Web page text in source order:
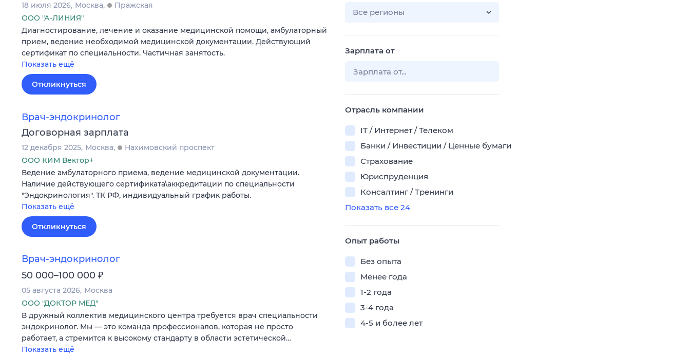
Гороскопы
18 июля 2026 Москва
Пражская
ООО "А-ЛИНИЯ"
Диагностирование, лечение и оказание медицинской помощи, амбулаторный
прием, ведение необходимой медицинской документации. Действующий
сертификат по специальности. Частичная занятость.
Показать ещё
Откликнуться
Врач-эндокринолог
Договорная зарплата
12 декабря 2025 Москва
Нахимовский проспект
ООО КИМ Вектор+
Ведение амбулаторного приема, ведение медицинской документации.
Наличие действующего сертификата\аккредитации по специальности
"Эндокринология". ТК РФ, индивидуальный график работы.
Показать ещё
Откликнуться
Врач-эндокринолог
50 000–100 000 ₽
05 августа 2026 Москва
ООО "ДОКТОР МЕД"
В дружный коллектив медицинского центра требуется врач специальности
эндокринолог. Мы — это команда профессионалов, которая не просто
работает, а стремится к высокому стандарту в области эстетической…
Показать ещё
Все регионы
Зарплата от
Отрасль компании
IT / Интернет / Телеком
Банки / Инвестиции / Ценные бумаги
Страхование
Юриспруденция
Консалтинг / Тренинги
Показать все 24
Опыт работы
Без опыта
Менее года
1-2 года
3-4 года
4-5 и более лет